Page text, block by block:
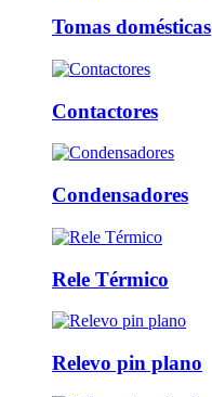
Tomas domésticas
Contactores
Condensadores
Rele Térmico
Relevo pin plano